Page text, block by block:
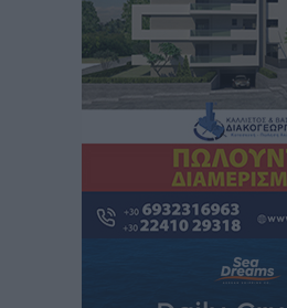
Διαγόρας: Ανανέωσαν Φράγκος
Μιχαλάκης
Αθλητικά• πριν 2 ώρες
Α.Σ. Ρόδος: «Ελάφι» ο Γιώργος
πριν 2 ώρες
Αθλητική Ακαδημία: Η πρώτη